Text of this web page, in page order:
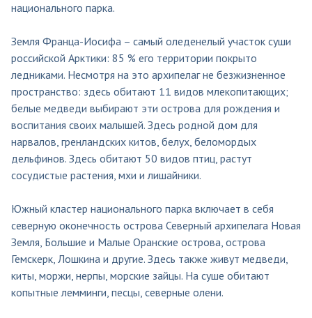
национального парка.
Земля Франца-Иосифа – самый оледенелый участок суши
российской Арктики: 85 % его территории покрыто
ледниками. Несмотря на это архипелаг не безжизненное
пространство: здесь обитают 11 видов млекопитающих;
белые медведи выбирают эти острова для рождения и
воспитания своих малышей. Здесь родной дом для
нарвалов, гренландских китов, белух, беломордых
дельфинов. Здесь обитают 50 видов птиц, растут
сосудистые растения, мхи и лишайники.
Южный кластер национального парка включает в себя
северную оконечность острова Северный архипелага Новая
Земля, Большие и Малые Оранские острова, острова
Гемскерк, Лошкина и другие. Здесь также живут медведи,
киты, моржи, нерпы, морские зайцы. На суше обитают
копытные лемминги, песцы, северные олени.